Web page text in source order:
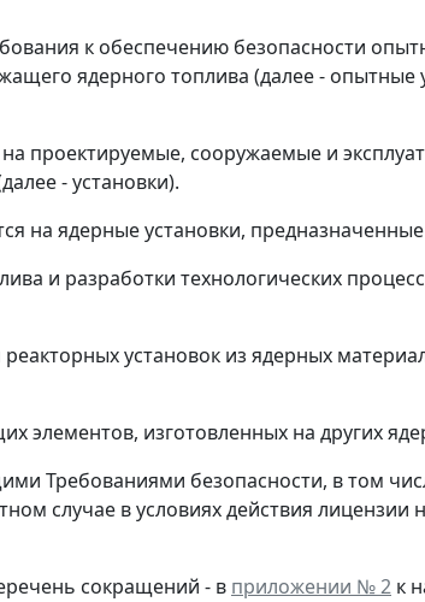
к обеспечению безопасности
ядерного топлива (далее - опытные
проектируемые, сооружаемые и
- установки).
на ядерные установки,
и разработки технологических
установок из ядерных
изготовленных на других
Требованиями безопасности, в том
случае в условиях действия лицензии
сокращений - в приложении № 2 к